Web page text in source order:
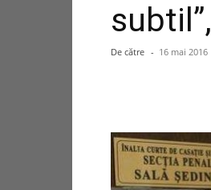
De către - 16 mai 2016